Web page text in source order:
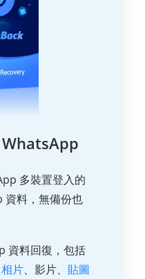
多裝置登入的
資料，無備份也
資料回復，包括
相片、影片、 貼圖